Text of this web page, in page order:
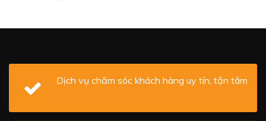
Dịch vụ chăm sóc khách hàng uy tín, tận tâm